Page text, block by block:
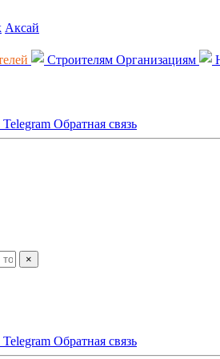
Аксай
Строителям Организациям
Telegram Обратная связь
×
Telegram Обратная связь